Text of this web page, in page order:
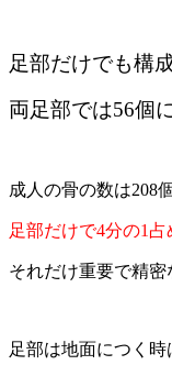
足部だけでも構
両足部では56個
成人の骨の数は208
足部だけで4分の1占
それだけ重要で精密
足部は地面につく時